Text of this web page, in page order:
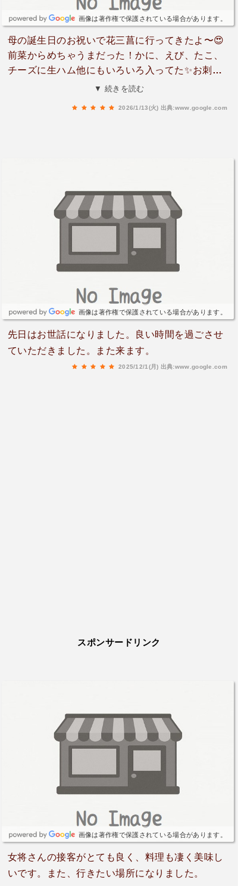
画像は著作権で保護されている場合があります。
母の誕生日のお祝いで花三菖に行ってきたよ〜😍
前菜からめちゃうまだった！かに、えび、たこ、
チーズに生ハム他にもいろいろ入ってた✨⁡お刺身
はマグロとヒラメ！温菜は里芋を練りこんだおも
いから父姉俺で飲んだ🤭⁡このコースで5,000円は
凄い良い！メニューはおまかせだけで値段は5,000
円から30,000円ぐらいまで可能🙆‍♀️支払いは現金オ
---------------クチコミを見ていただきありがとうご
ざいます。皆さんの美味しいご飯や素敵な場所を
けると励みになります！----------------------------------
------------------------------
▼ 続きを読む
2026/1/13(火) 出典:www.google.com
画像は著作権で保護されている場合があります。
先日はお世話になりました。良い時間を過ごさせ
ていただきました。また来ます。
2025/12/1(月) 出典:www.google.com
スポンサードリンク
画像は著作権で保護されている場合があります。
女将さんの接客がとても良く、料理も凄く美味し
いです。また、行きたい場所になりました。